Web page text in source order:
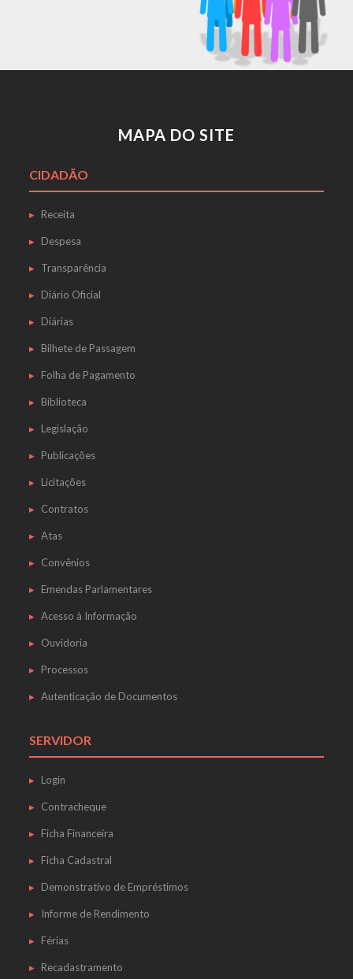
MAPA DO SITE
CIDADÃO
Receita
Despesa
Transparência
Diário Oficial
Diárias
Bilhete de Passagem
Folha de Pagamento
Biblioteca
Legislação
Publicações
Licitações
Contratos
Atas
Convênios
Emendas Parlamentares
Acesso à Informação
Ouvidoria
Processos
Autenticação de Documentos
SERVIDOR
Login
Contracheque
Ficha Financeira
Ficha Cadastral
Demonstrativo de Empréstimos
Informe de Rendimento
Férias
Recadastramento